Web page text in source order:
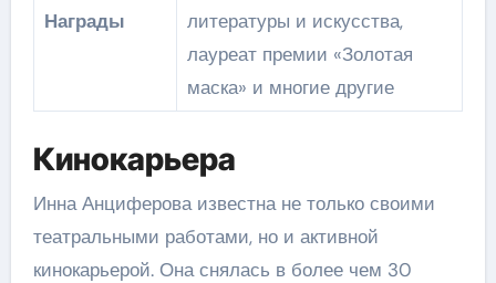
Награды
литературы и искусства,
лауреат премии «Золотая
маска» и многие другие
Кинокарьера
Инна Анциферова известна не только своими
театральными работами, но и активной
кинокарьерой. Она снялась в более чем 30